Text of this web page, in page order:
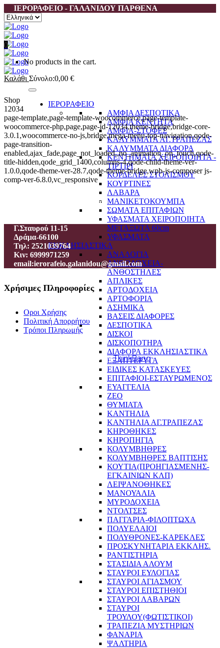
ΙΕΡΟΡΑΦΕΙΟ - ΓΑΛΑΝΙΔΟΥ ΠΑΡΘΕΝΑ
Επιλέξτε
μια
γλώσσα
0
No products in the cart.
Καλάθι Σύνολο:0,00 €
ΙΕΡΟΡΑΦΕΙΟ
ΑΜΦΙΑ ΔΕΣΠΟΤΙΚΑ
ΑΜΦΙΑ ΚΕΝΤΗΤΑ
ΑΜΦΙΑ-ΣΤΟΦΕΣ
ΚΑΛΥΜΜΑΤΑ ΑΓ.ΤΡΑΠΕΖΑΣ
ΚΑΛΥΜΜΑΤΑ ΔΙΑΦΟΡΑ
ΚΕΝΤΗΜΑΤΑ ΧΕΙΡΟΠΟΙΗΤΑ -
ΤΙΡΤΙΡΙ
ΚΟΡΔΕΛΕΣ ΣΤΟΛΙΣΜΟΥ
ΚΟΥΡΤΙΝΕΣ
ΛΑΒΑΡΑ
ΜΑΝΙΚΕΤΟΚΟΥΜΠΑ
ΣΩΜΑΤΑ ΕΠΙΤΑΦΙΩΝ
ΥΦΑΣΜΑΤΑ ΧΕΙΡΟΠΟΙΗΤΑ
ΜΕΤΑΞΩΤΑ 60cm
ΥΦΑΣΜΑΤΑ
ΕΚΚΛΗΣΙΑΣΤΙΚΑ
ΑΝΑΛΟΓΙΑ
ΑΝΘΟΔΟΧΕΙΑ-
ΑΝΘΟΣΤΗΛΕΣ
ΑΠΛΙΚΕΣ
ΑΡΤΟΔΟΧΕΙΑ
ΑΡΤΟΦΟΡΙΑ
ΑΣΗΜΙΚΑ
ΒΑΣΕΙΣ ΔΙΑΦΟΡΕΣ
ΔΕΣΠΟΤΙΚΑ
ΔΙΣΚΟΙ
ΔΙΣΚΟΠΟΤΗΡΑ
ΔΙΑΦΟΡΑ ΕΚΚΛΗΣΙΑΣΤΙΚΑ
ΕΞΑΠΤΕΡΥΓΑ
ΕΙΔΙΚΕΣ ΚΑΤΑΣΚΕΥΕΣ
ΕΠΙΤΑΦΙΟΙ-ΕΣΤΑΥΡΩΜΕΝΟΣ
ΕΥΑΓΓΕΛΙΑ
ΖΕΟ
ΘΥΜΙΑΤΑ
ΚΑΝΤΗΛΙΑ
ΚΑΝΤΗΛΙΑ ΑΓ.ΤΡΑΠΕΖΑΣ
ΚΗΡΟΘΗΚΕΣ
ΚΗΡΟΠΗΓΙΑ
ΚΟΛΥΜΒΗΘΡΕΣ
ΚΟΛΥΜΒΗΘΡΕΣ ΒΑΠΤΙΣΗΣ
ΚΟΥΤΙΑ(ΠΡΟΗΓΙΑΣΜΕΝΗΣ-
ΕΓΚΑΙΝΙΩΝ ΚΛΠ)
ΛΕΙΨΑΝΟΘΗΚΕΣ
ΜΑΝΟΥΑΛΙΑ
ΜΥΡΟΔΟΧΕΙΑ
ΝΤΟΛΤΣΕΣ
ΠΑΓΓΑΡΙΑ-ΦΙΛΟΠΤΩΧΑ
ΠΟΛΥΕΛΑΙΟΙ
ΠΟΛΥΘΡΟΝΕΣ-ΚΑΡΕΚΛΕΣ
ΠΡΟΣΚΥΝΗΤΑΡΙΑ ΕΚΚΛΗΣ.
ΡΑΝΤΙΣΤΗΡΙΑ
ΣΤΑΣΙΔΙΑ ΑΛΟΥΜ
ΣΤΑΥΡΟΙ ΕΥΛΟΓΙΑΣ
ΣΤΑΥΡΟΙ ΑΓΙΑΣΜΟΥ
ΣΤΑΥΡΟΙ ΕΠΙΣΤΗΘΙΟΙ
ΣΤΑΥΡΟΙ ΛΑΒΑΡΩΝ
ΣΤΑΥΡΟΙ
ΤΡΟΥΛΟΥ(ΦΩΤΙΣΤΙΚΟΙ)
ΤΡΑΠΕΖΙΑ ΜΥΣΤΗΡΙΩΝ
ΦΑΝΑΡΙΑ
ΨΑΛΤΗΡΙΑ
Shop
12034
page-template,page-template-woocommerce,page-template-
woocommerce-php,page,page-id-12034,theme-bridge,bridge-core-
3.0.1,woocommerce-no-js,bridge,mega-menu-top-navigation,qode-
page-transition-
enabled,ajax_fade,page_not_loaded,,no_animation_on_touch,qode-
title-hidden,qode_grid_1400,columns-4,qode-child-theme-ver-
1.0.0,qode-theme-ver-28.7,qode-theme-bridge,wpb-js-composer js-
comp-ver-6.8.0,vc_responsive
Ιεροραφείο – Γαλανίδου Π.
Γ.Σταυρού 11-15
Δράμα-66100
Τηλ: 2521039764
Κιν: 6999971259
email:ierorafeio.galanidou@gmail.com
Χρήσιμες Πληροφορίες
Οροι Χρήσης
Πολιτική Απορρήτου
Τρόποι Πληρωμής
Powered byThinkBang